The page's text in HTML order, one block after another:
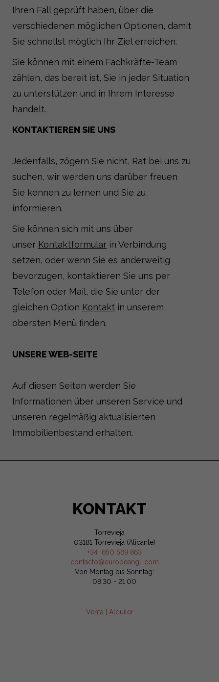
Ihren Fall geprüft haben, über die
verschiedenen möglichen Optionen, damit
Sie schnellst möglich Ihr Ziel erreichen.
Sie können mit einem Fachkräfte-Team
zählen, das bereit ist, Sie in jeder Situation
zu unterstützen und in Ihrem Interesse
handelt.
KONTAKTIEREN SIE UNS
Jedenfalls, zögern Sie nicht, Rat bei uns zu
suchen, wir werden uns darüber freuen
Sie kennen zu lernen und Sie zu
informieren.
Sie können sich mit uns über
unser Kontaktformular in Verbindung
setzen, oder wenn Sie es anderweitig
bevorzugen, kontaktieren Sie uns per
Telefon oder Mail, die Sie unter der
gleichen Option Kontakt in unserem
obersten Menü finden.
UNSERE WEB-SEITE
Auf diesen Seiten werden Sie
Informationen über unseren Service und
unseren regelmäßig aktualisierten
Immobilienbestand erhalten.
KONTAKT
Torrevieja
03181 Torrevieja (Alicante)
+34 650 569 863
contacto@europeangli.com
Von Montag bis Sonntag:
08:30 - 21:00
Venta Alquiler